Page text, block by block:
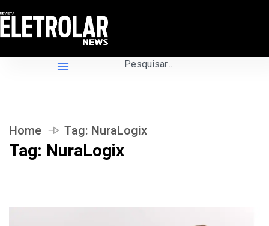
Home Tag: NuraLogix
Tag: NuraLogix